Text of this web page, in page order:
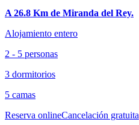
A 26.8 Km de Miranda del Rey.
Alojamiento entero
2 - 5 personas
3 dormitorios
5 camas
Reserva onlineCancelación gratuita